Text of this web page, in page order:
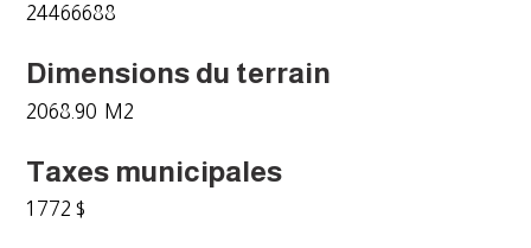
24466688
Dimensions du terrain
2068.90 M2
Taxes municipales
1 772 $